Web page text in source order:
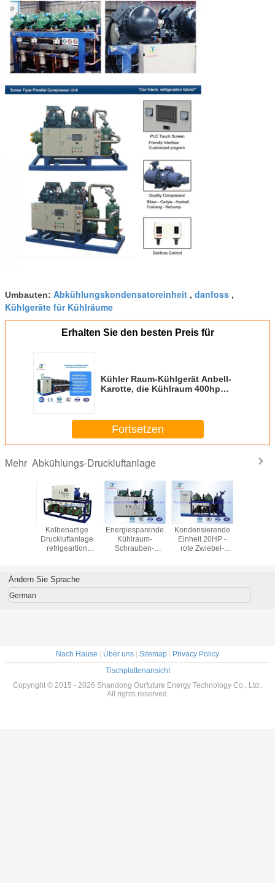
Umbauten: Abkühlungskondensatoreinheit , danfoss ,
Kühlgeräte für Kühlräume
Erhalten Sie den besten Preis für
Kühler Raum-Kühlgerät Anbell-
Karotte, die Kühlraum 400hp
Fortsetzen
Mehr Abkühlungs-Druckluftanlage
Kolbenartige
Druckluftanlage
refrigeartion
Frucht 2℃
Energiesparende
Kühlraum-
Schrauben-
Kondensierende
Einheit 20HP -
rote Zwiebel-
Ändern Sie Sprache
German
Nach Hause Über uns Sitemap
Privacy Policy
Tischplattenansicht
Copyright © 2015 - 2026 Shandong Ourfuture Energy Technology Co., Ltd..
All rights reserved.